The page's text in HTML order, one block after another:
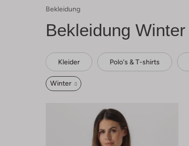
Bekleidung
Bekleidung Winter
Kleider Polo's & T-shirts
Winter